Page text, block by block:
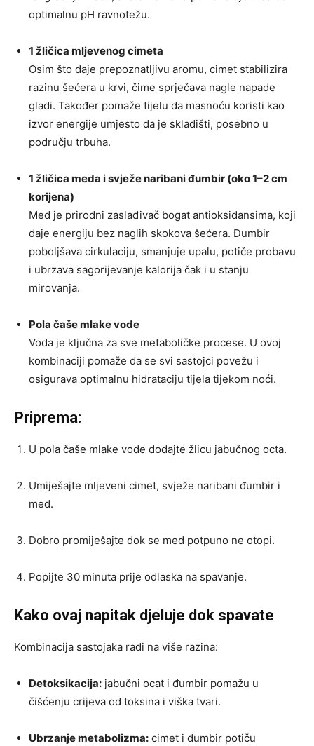
optimalnu pH ravnotežu.
1 žličica mljevenog cimeta
Osim što daje prepoznatljivu aromu, cimet stabilizira
razinu šećera u krvi, čime sprječava nagle napade
gladi. Također pomaže tijelu da masnoću koristi kao
izvor energije umjesto da je skladišti, posebno u
području trbuha.
1 žličica meda i svježe naribani đumbir (oko 1–2 cm
korijena)
Med je prirodni zaslađivač bogat antioksidansima, koji
daje energiju bez naglih skokova šećera. Đumbir
poboljšava cirkulaciju, smanjuje upalu, potiče probavu
i ubrzava sagorijevanje kalorija čak i u stanju
mirovanja.
Pola čaše mlake vode
Voda je ključna za sve metaboličke procese. U ovoj
kombinaciji pomaže da se svi sastojci povežu i
osigurava optimalnu hidrataciju tijela tijekom noći.
Priprema:
U pola čaše mlake vode dodajte žlicu jabučnog octa.
Umiješajte mljeveni cimet, svježe naribani đumbir i
med.
Dobro promiješajte dok se med potpuno ne otopi.
Popijte 30 minuta prije odlaska na spavanje.
Kako ovaj napitak djeluje dok spavate
Kombinacija sastojaka radi na više razina:
Detoksikacija: jabučni ocat i đumbir pomažu u
čišćenju crijeva od toksina i viška tvari.
Ubrzanje metabolizma: cimet i đumbir potiču